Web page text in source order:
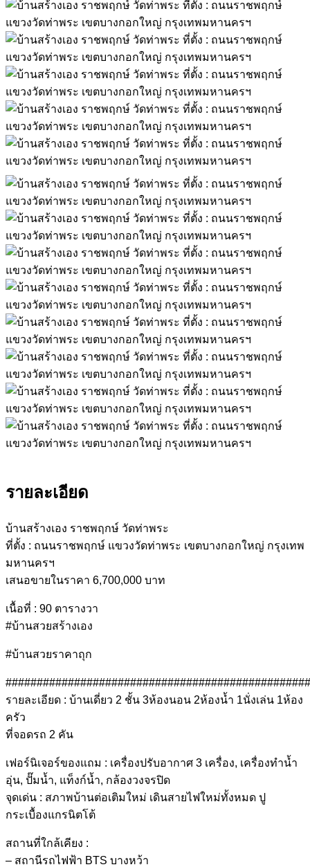
รายละเอียด
บ้านสร้างเอง ราชพฤกษ์ วัดท่าพระ
ที่ตั้ง : ถนนราชพฤกษ์ แขวงวัดท่าพระ เขตบางกอกใหญ่ กรุงเทพ
มหานครฯ
เสนอขายในราคา 6,700,000 บาท
เนื้อที่ : 90 ตารางวา
#บ้านสวยสร้างเอง
#บ้านสวยราคาถุก
รายละเอียด : บ้านเดี่ยว 2 ชั้น 3ห้องนอน 2ห้องน้ำ 1นั่งเล่น 1ห้อง
ครัว
ที่จอดรถ 2 คัน
เฟอร์นิเจอร์ของแถม : เครื่องปรับอากาศ 3 เครื่อง, เครื่องทำน้ำ
อุ่น, ปั๊มน้ำ, แท็งก์น้ำ, กล้องวงจรปิด
จุดเด่น : สภาพบ้านต่อเติมใหม่ เดินสายไฟใหม่ทั้งหมด ปู
กระเบื้องแกรนิตโต้
สถานที่ใกล้เคียง :
– สถานีรถไฟฟ้า BTS บางหว้า